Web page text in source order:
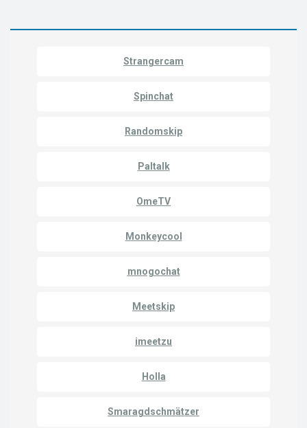
Strangercam
Spinchat
Randomskip
Paltalk
OmeTV
Monkeycool
mnogochat
Meetskip
imeetzu
Holla
Smaragdschmätzer